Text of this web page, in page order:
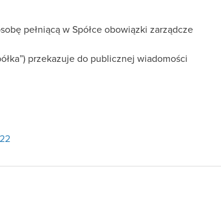
pełniącą w Spółce obowiązki zarządcze
przekazuje do publicznej wiadomości